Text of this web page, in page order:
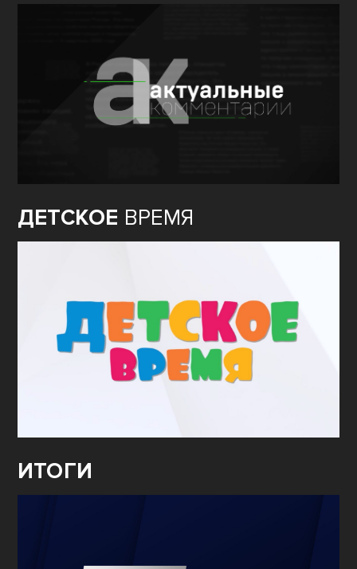
ДЕТСКОЕ ВРЕМЯ
ИТОГИ